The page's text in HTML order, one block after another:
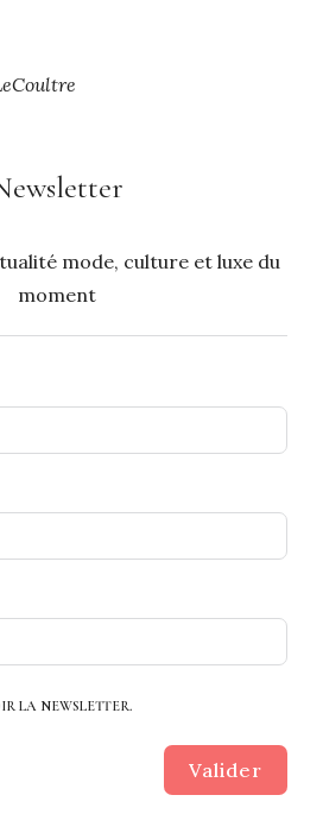
mode, culture et luxe du
moment
LA NEWSLETTER.
Valider